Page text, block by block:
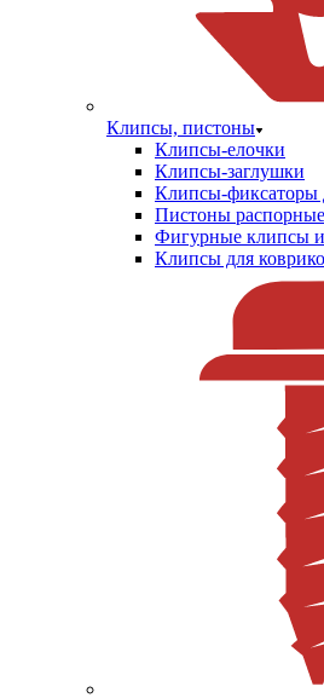
Клипсы, пистоны
Клипсы-елочки
Клипсы-заглушки
Клипсы-фиксаторы
Пистоны
Фигурные клипсы
Клипсы для